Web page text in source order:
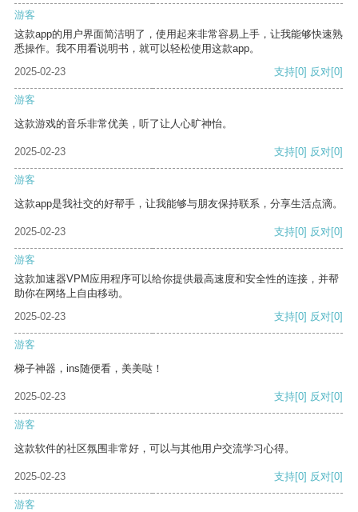
游客
这款app的用户界面简洁明了，使用起来非常容易上手，让我能够快速熟
悉操作。我不用看说明书，就可以轻松使用这款app。
2025-02-23
支持[0] 反对[0]
游客
这款游戏的音乐非常优美，听了让人心旷神怡。
2025-02-23 支持[0] 反对[0]
游客
这款app是我社交的好帮手，让我能够与朋友保持联系，分享生活点滴。
2025-02-23 支持[0] 反对[0]
游客
这款加速器VPM应用程序可以给你提供最高速度和安全性的连接，并帮
助你在网络上自由移动。
2025-02-23
支持[0] 反对[0]
游客
梯子神器，ins随便看，美美哒！
2025-02-23 支持[0] 反对[0]
游客
这款软件的社区氛围非常好，可以与其他用户交流学习心得。
2025-02-23 支持[0] 反对[0]
游客